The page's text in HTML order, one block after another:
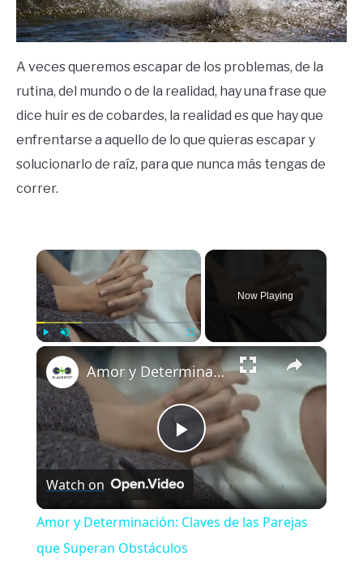
A veces queremos escapar de los problemas, de la
rutina, del mundo o de la realidad, hay una frase que
dice huir es de cobardes, la realidad es que hay que
enfrentarse a aquello de lo que quieras escapar y
solucionarlo de raíz, para que nunca más tengas de
correr.
×
Unmute Fullscreen
Now Playing
×
Play
Video
Amor y Determinación: Claves de las Parejas que Superan Obstáculos
Watch on
Amor y Determinación: Claves de las Parejas
que Superan Obstáculos